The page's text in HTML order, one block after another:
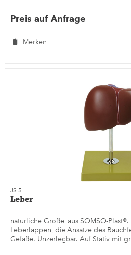
Preis auf Anfrage
Merken
JS 5
Leber
natürliche Größe, aus SOMSO-
Leberlappen, die Ansätze des
Gefäße. Unzerlegbar. Auf Stativ mit